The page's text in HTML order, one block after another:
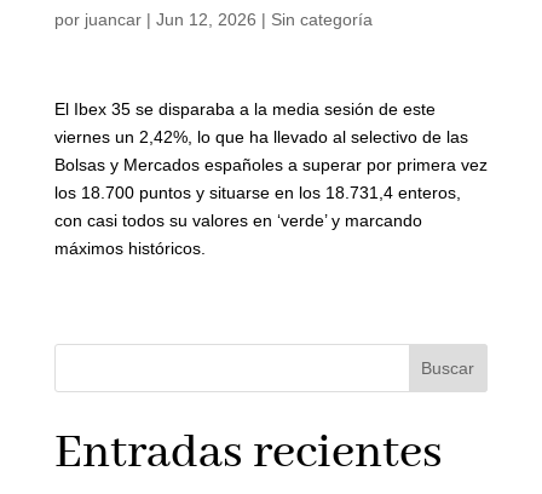
por juancar| Jun 12, 2026 | Sin categoría
El Ibex 35 se disparaba a la media sesión de este
viernes un 2,42%, lo que ha llevado al selectivo de las
Bolsas y Mercados españoles a superar por primera vez
los 18.700 puntos y situarse en los 18.731,4 enteros,
con casi todos su valores en ‘verde’ y marcando
máximos históricos.
Buscar
Entradas recientes